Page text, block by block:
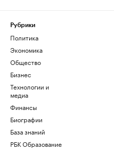
Рубрики
Политика
Экономика
Общество
Бизнес
Технологии и
медиа
Финансы
Биографии
База знаний
РБК Образование